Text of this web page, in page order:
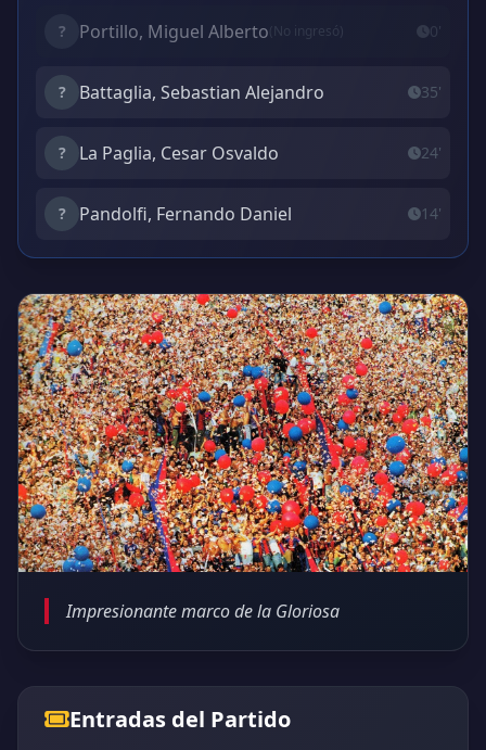
? Portillo, Miguel Alberto(No ingresó) 0'
? Battaglia, Sebastian Alejandro 35'
? La Paglia, Cesar Osvaldo 24'
? Pandolfi, Fernando Daniel 14'
Impresionante marco de la Gloriosa
Entradas del Partido